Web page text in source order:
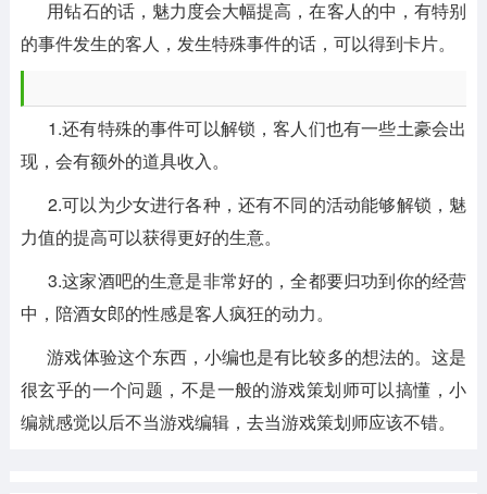
用钻石的话，魅力度会大幅提高，在客人的中，有特别
的事件发生的客人，发生特殊事件的话，可以得到卡片。
1.还有特殊的事件可以解锁，客人们也有一些土豪会出
现，会有额外的道具收入。
2.可以为少女进行各种，还有不同的活动能够解锁，魅
力值的提高可以获得更好的生意。
3.这家酒吧的生意是非常好的，全都要归功到你的经营
中，陪酒女郎的性感是客人疯狂的动力。
游戏体验这个东西，小编也是有比较多的想法的。这是
很玄乎的一个问题，不是一般的游戏策划师可以搞懂，小
编就感觉以后不当游戏编辑，去当游戏策划师应该不错。